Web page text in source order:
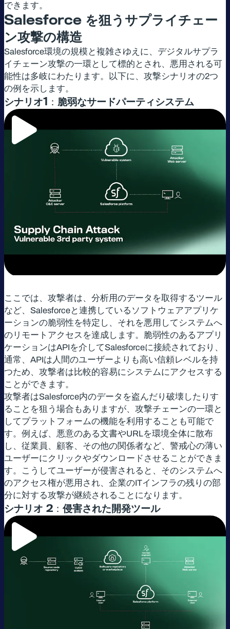
できます。
Salesforce を狙うサプライチェー
ン攻撃の構造
Salesforce環境の規模と複雑さゆえに、デジタルサプラ
イチェーン攻撃の一環として標的とされ、悪用される可
能性は多岐にわたります。以下に、攻撃シナリオの2つ
の例を示します。
シナリオ1： 脆弱なサードパーティシステム
ここでは、攻撃者は、分析用のデータを取得するツール
など、Salesforceと連携しているソフトウェアアプリケ
ーションの脆弱性を特定し、それを悪用してシステムへ
のリモートアクセスを達成します。脆弱性のあるアプリ
ケーションはAPIを介してSalesforceに接続されており、
通常、APIは人間のユーザーよりも高い信頼レベルを持
つため、攻撃者は比較的容易にシステムにアクセスする
ことができます。
攻撃者はSalesforce内のデータを盗んだり破壊したりす
ることを狙う場合もありますが、攻撃チェーンの一環と
してプラットフォームの機能を利用することも可能で
す。例えば、悪意のある文書やURLを環境全体に散布
し、従業員、顧客、その他の関係者など、警戒心の薄い
ユーザーにクリックやダウンロードさせることができま
す。こうしてユーザーが侵害されると、そのシステムへ
のアクセス権が悪用され、企業のITインフラの残りの部
分に対する攻撃が継続されることになります。
シナリオ 2： 侵害された開発ツール